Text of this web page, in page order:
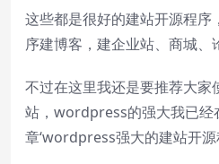
这些都是很好的建站开源程序
序建博客，建企业站、商城、论
不过在这里我还是要推荐大
站，wordpress的强大我已经
章‘wordpress强大的建站开